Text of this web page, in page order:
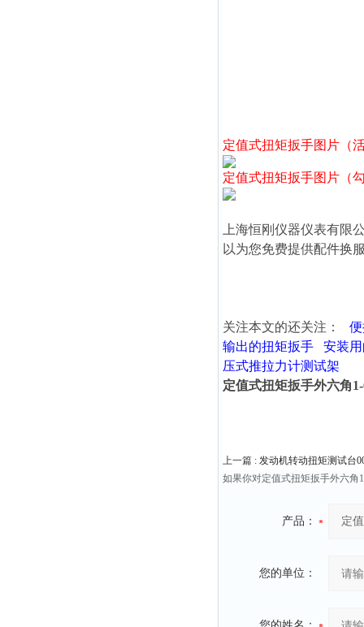
定值式扭矩扳手图片（
定值式扭矩扳手图片（
上海恒刚仪器仪表有限
以为您免费提供配件换
关注本文的还关注：
输出的扭矩扳手
安装
压式推拉力计测试架
定值式扭矩扳手外六角
上一篇 : 发动机转动扭矩测试台
如果你对定值式扭矩扳手外六角
产品：
您的单位：